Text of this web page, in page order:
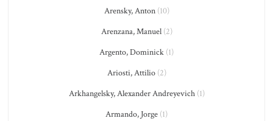
Arensky, Anton(10)
Arenzana, Manuel(2)
Argento, Dominick (1)
Ariosti, Attilio(2)
Arkhangelsky, Alexander Andreyevich(1)
Armando, Jorge (1)